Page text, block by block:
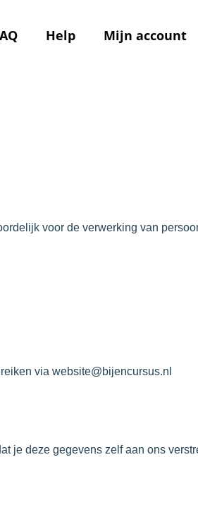
Help Mijn account
voor de verwerking van
via website@bijencursus.nl
je deze gegevens zelf aan ons